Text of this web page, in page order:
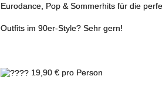
Eurodance, Pop & Sommerhits für die
Outfits im 90er‑Style? Sehr gern!
19,90 € pro Person